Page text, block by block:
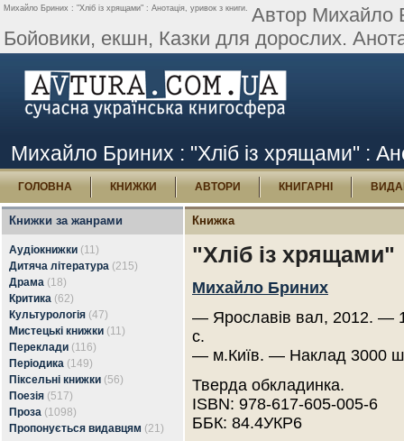
Михайло Бриних : "Хліб із хрящами" : Анотація, уривок з книги. Автор Михайло
Бойовики, екшн, Казки для дорослих.
Михайло Бриних : "Хліб із хрящами" :
ГОЛОВНА КНИЖКИ АВТОРИ КНИГАРНІ
Книжки за жанрами
Аудіокнижки (11)
Дитяча література (215)
Драма (18)
Критика (62)
Культурологія (47)
Мистецькі книжки (11)
Переклади (116)
Періодика (149)
Піксельні книжки (56)
Поезія (517)
Проза (1098)
Пропонується видавцям (21)
Книжка
"Хліб із хрящами"
Михайло Бриних
— Ярославів вал, 2012. —
с.
— м.Київ. — Наклад 3000
Тверда обкладинка.
ISBN: 978-617-605-005-6
ББК: 84.4УКР6